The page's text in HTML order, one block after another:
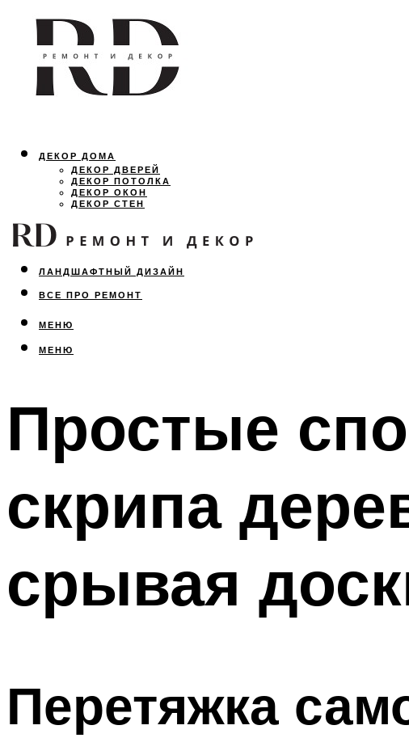
ДЕКОР ДОМА
ДЕКОР ДВЕРЕЙ
ДЕКОР ПОТОЛКА
ДЕКОР ОКОН
ДЕКОР СТЕН
ОСВЕЩЕНИЕ
ДИЗАЙН ИНТЕРЬЕРА
ЛАНДШАФТНЫЙ ДИЗАЙН
ВСЕ ПРО РЕМОНТ
МЕНЮ
МЕНЮ
Простые
скрипа
срывая
Перетяжка